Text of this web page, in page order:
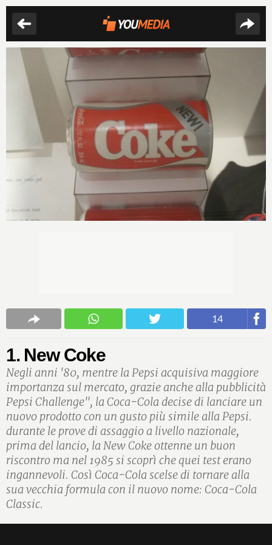
14
1. New Coke
Negli anni '80, mentre la Pepsi acquisiva maggiore
importanza sul mercato, grazie anche alla pubblicità
Pepsi Challenge", la Coca-Cola decise di lanciare un
nuovo prodotto con un gusto più simile alla Pepsi.
durante le prove di assaggio a livello nazionale,
prima del lancio, la New Coke ottenne un buon
riscontro ma nel 1985 si scoprì che quei test erano
ingannevoli. Così Coca-Cola scelse di tornare alla
sua vecchia formula con il nuovo nome: Coca-Cola
Classic.